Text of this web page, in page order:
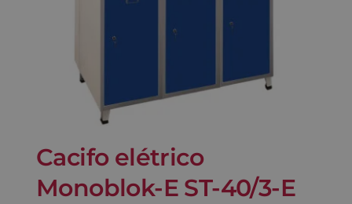
Cacifo elétrico
Monoblok-E ST-40/3-E